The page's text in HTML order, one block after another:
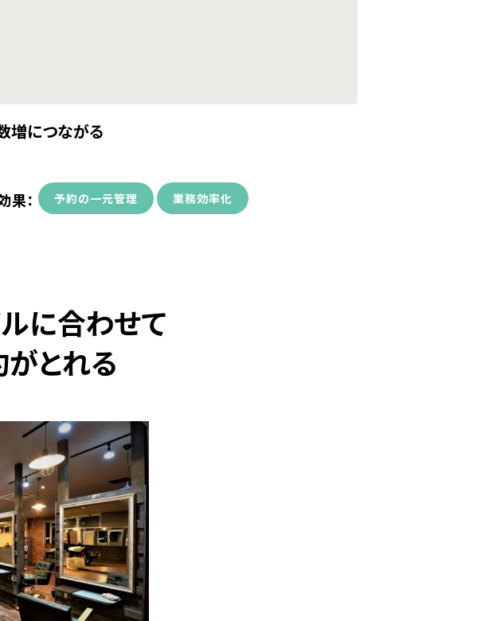
増につながる
果： 予約の一元管理 業務効率化
に合わせて
とれる